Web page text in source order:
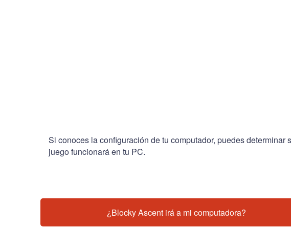
Si conoces la configuración de tu computador, puedes determinar
juego funcionará en tu PC.
¿Blocky Ascent irá a mi computadora?